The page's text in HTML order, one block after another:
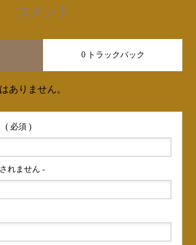
コメント
0 トラックバック
ありません。
( 必須 )
れません -